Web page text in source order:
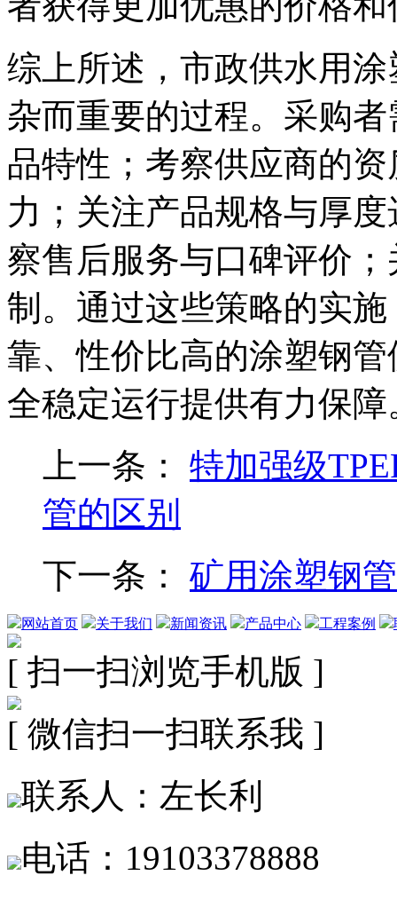
综上所述，市政供水用
杂而重要的过程。采购
品特性；考察供应商的
力；关注产品规格与厚
察售后服务与口碑评价
制。通过这些策略的实
靠、性价比高的涂塑钢
全稳定运行提供有力保障
上一条： 特加强级
管的区别
下一条： 矿用涂塑钢
网站首页 关于我们 新闻资讯 产品中心 工程案例
[ 扫一扫浏览手机版 ]
[ 微信扫一扫联系我 ]
联系人：左长利
电话：19103378888